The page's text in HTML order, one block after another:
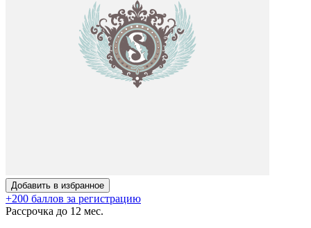
Добавить в избранное
+200 баллов за регистрацию
Рассрочка до 12 мес.